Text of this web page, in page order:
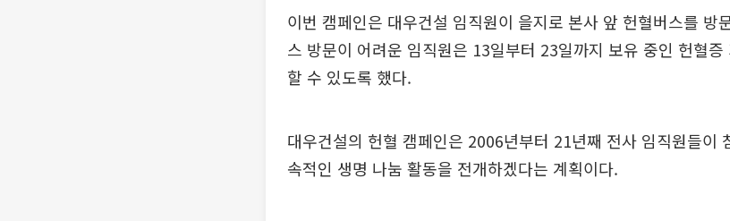
이번 캠페인은 대우건설 임직원이 을지로 본사 앞 헌혈버스를 방
스 방문이 어려운 임직원은 13일부터 23일까지 보유 중인 헌혈
할 수 있도록 했다.
대우건설의 헌혈 캠페인은 2006년부터 21년째 전사 임직원들이
속적인 생명 나눔 활동을 전개하겠다는 계획이다.